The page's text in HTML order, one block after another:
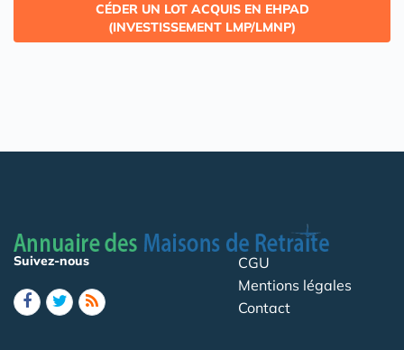
CÉDER UN LOT ACQUIS EN EHPAD
(INVESTISSEMENT LMP/LMNP)
Suivez-nous
CGU
Mentions légales
Contact